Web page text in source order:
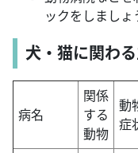
ックをしましょ
犬・猫に関わ
病名
関係
する
動物
動
症